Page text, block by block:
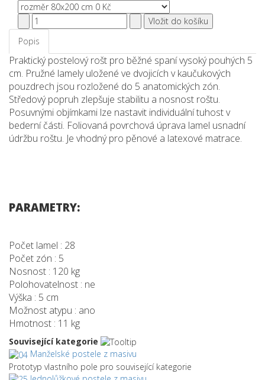
Popis
Praktický postelový rošt pro běžné spaní vysoký pouhých 5
cm. Pružné lamely uložené ve dvojicích v kaučukových
pouzdrech jsou rozložené do 5 anatomických zón.
Středový popruh zlepšuje stabilitu a nosnost roštu.
Posuvnými objímkami lze nastavit individuální tuhost v
bederní části. Foliovaná povrchová úprava lamel usnadní
údržbu roštu. Je vhodný pro pěnové a latexové matrace.
PARAMETRY:
Počet lamel : 28
Počet zón : 5
Nosnost : 120 kg
Polohovatelnost : ne
Výška : 5 cm
Možnost atypu : ano
Hmotnost : 11 kg
Související kategorie
Manželské postele z masivu
Prototyp vlastního pole pro související kategorie